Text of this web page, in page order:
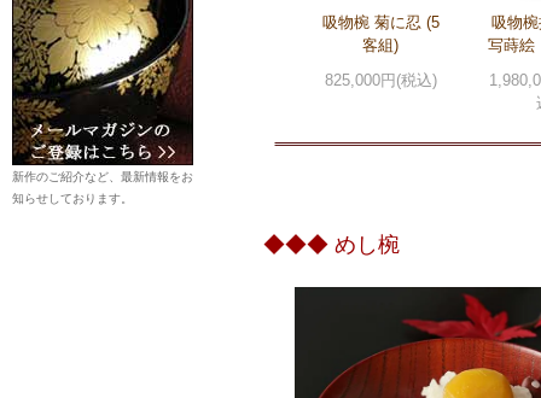
新作のご紹介など、最新情報をお
知らせしております。
吸物椀 菊に忍 (5
客組)
825,000円(税込)
吸物
写蒔絵
◆◆◆ めし椀